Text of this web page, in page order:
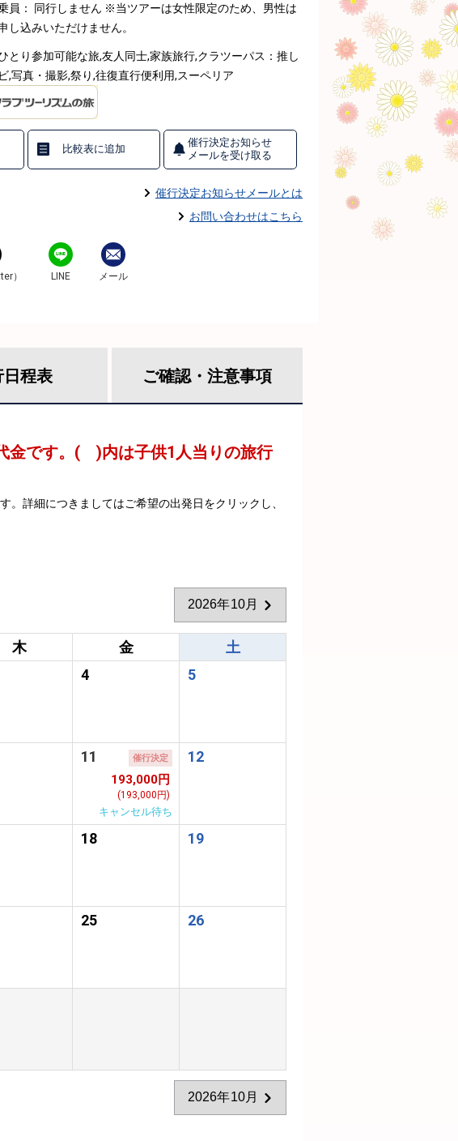
員： 同行しません ※当ツアーは女性限定のため、男性は
し込みいただけません。
とり参加可能な旅,友人同士,家族旅行,クラツーパス：推し
,写真・撮影,祭り,往復直行便利用,スーペリア
比較表に追加
催行決定お知らせ
メールを受け取る
催行決定お知らせメールとは
お問い合わせはこちら
） LINE メール
日程表 ご確認・ 注意事項
です。 ( )内は子供1人当りの旅行
詳細につきましてはご希望の出発日をクリックし、
2026年10月
木 金
土
4 5
11 催行決定
193,000円
(193,000円)
キャンセル待ち
12
18 19
25 26
2026年10月